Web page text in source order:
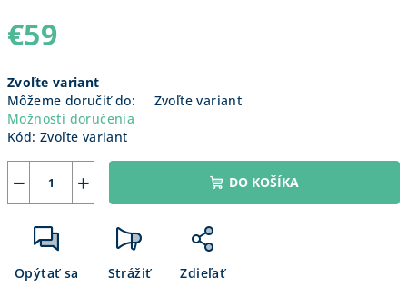
€59
cena:
Zvoľte variant
Môžeme doručiť do:
Zvoľte variant
Možnosti doručenia
Kód: Zvoľte variant
+
− DO KOŠÍKA
Opýtať sa Strážiť Zdieľať